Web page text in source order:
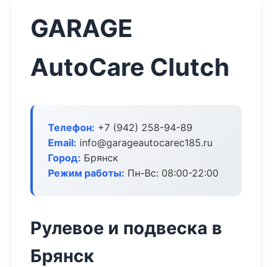
GARAGE
AutoCare Clutch
Телефон: +7 (942) 258-94-89
Email: info@garageautocarec185.ru
Город: Брянск
Режим работы: Пн-Вс: 08:00-22:00
Рулевое и подвеска в
Брянск